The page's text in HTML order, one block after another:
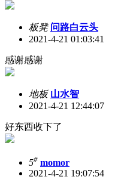
板凳 问路白云头
2021-4-21 01:03:41
感谢感谢
地板 山水智
2021-4-21 12:44:07
好东西收下了
5# momor
2021-4-21 19:07:54